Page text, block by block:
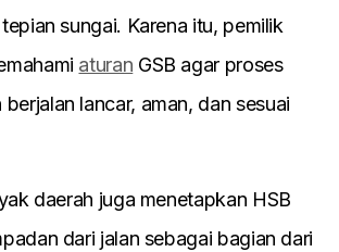
sungai. Karena itu, pemilik
aturan GSB agar proses
lancar, aman, dan sesuai
daerah juga menetapkan HSB
dari jalan sebagai bagian dari